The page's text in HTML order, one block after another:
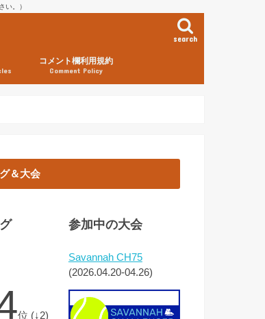
。）
search
コメント欄利用規約
Comment Policy
＆大会
位 (↓2)
参加中の大会
Savannah CH75
(2026.04.20-04.26)